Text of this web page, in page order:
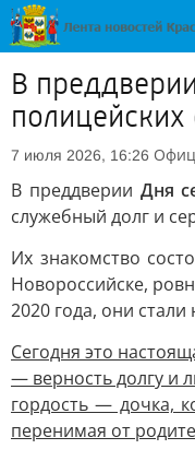
В
полицейских
7 июля 2026, 16:26
В преддверии Дня
служебный долг и
Их знакомство
Новороссийске,
2020 года, они
Сегодня это
— верность долгу и
гордость — дочка,
перенимая от